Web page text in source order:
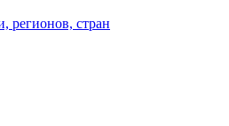
регионов, стран